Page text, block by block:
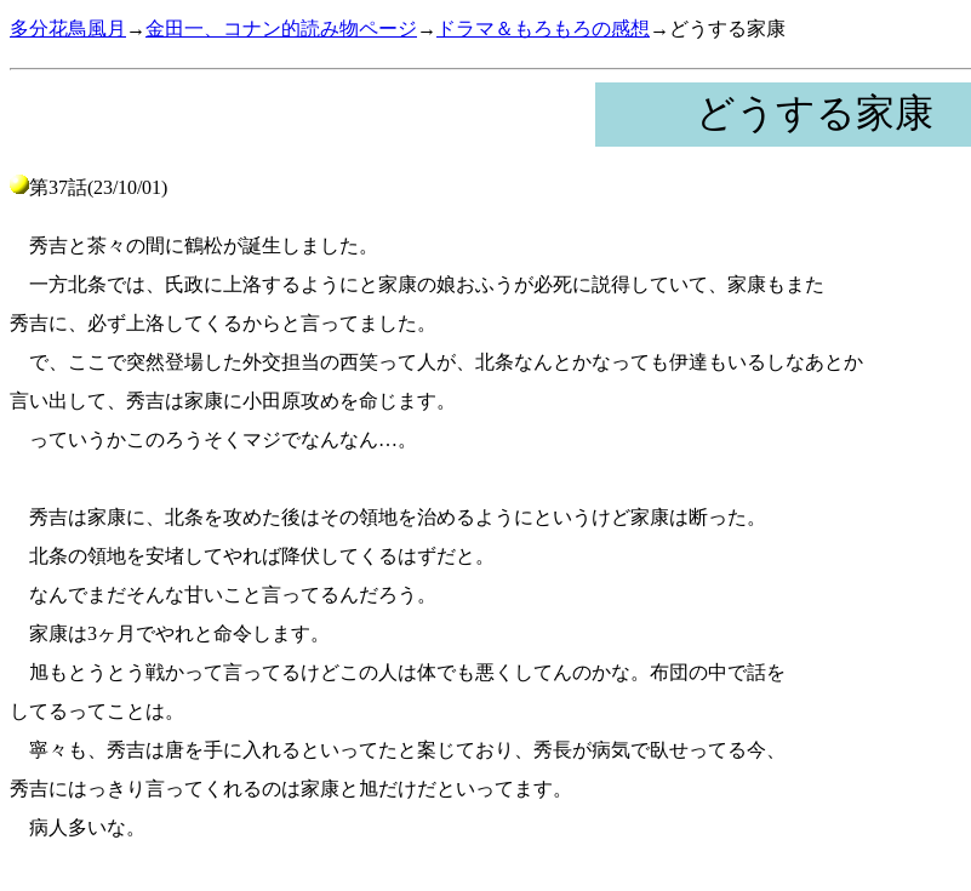
多分花鳥風月 →金田一、コナン的読み物ページ → ドラマ＆もろもろの感想 →どうする家康
どうする家康
第37話(23/10/01)
秀吉と茶々の間に鶴松が誕生しました。
一方北条では、氏政に上洛するようにと家康の娘おふうが必死に説得していて、家康もまた
秀吉に、必ず上洛してくるからと言ってました。
で、ここで突然登場した外交担当の西笑って人が、北条なんとかなっても伊達もいるしなあとか
言い出して、秀吉は家康に小田原攻めを命じます。
っていうかこのろうそくマジでなんなん…。
秀吉は家康に、北条を攻めた後はその領地を治めるようにというけど家康は断った。
北条の領地を安堵してやれば降伏してくるはずだと。
なんでまだそんな甘いこと言ってるんだろう。
家康は3ヶ月でやれと命令します。
旭もとうとう戦かって言ってるけどこの人は体でも悪くしてんのかな。布団の中で話を
してるってことは。
寧々も、秀吉は唐を手に入れるといってたと案じており、秀長が病気で臥せってる今、
秀吉にはっきり言ってくれるのは家康と旭だけだといってます。
病人多いな。